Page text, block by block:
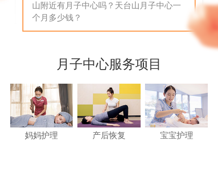
山附近有月子中心吗？天台山月子中心一
个月多少钱？
月子中心服务项目
妈妈护理 产后恢复 宝宝护理